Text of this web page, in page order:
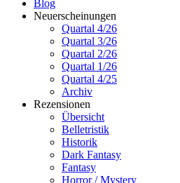
Blog
Neuerscheinungen
Quartal 4/26
Quartal 3/26
Quartal 2/26
Quartal 1/26
Quartal 4/25
Archiv
Rezensionen
Übersicht
Belletristik
Historik
Dark Fantasy
Fantasy
Horror / Mystery